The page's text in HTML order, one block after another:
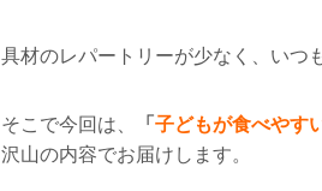
具材のレパートリーが少なく、いつ
そこで今回は、 「 子どもが食べやす
沢山の内容でお届けします。